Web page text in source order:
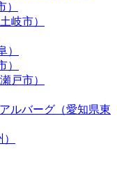
岐市）
）
）
戸市）
ルバーグ（愛知県東